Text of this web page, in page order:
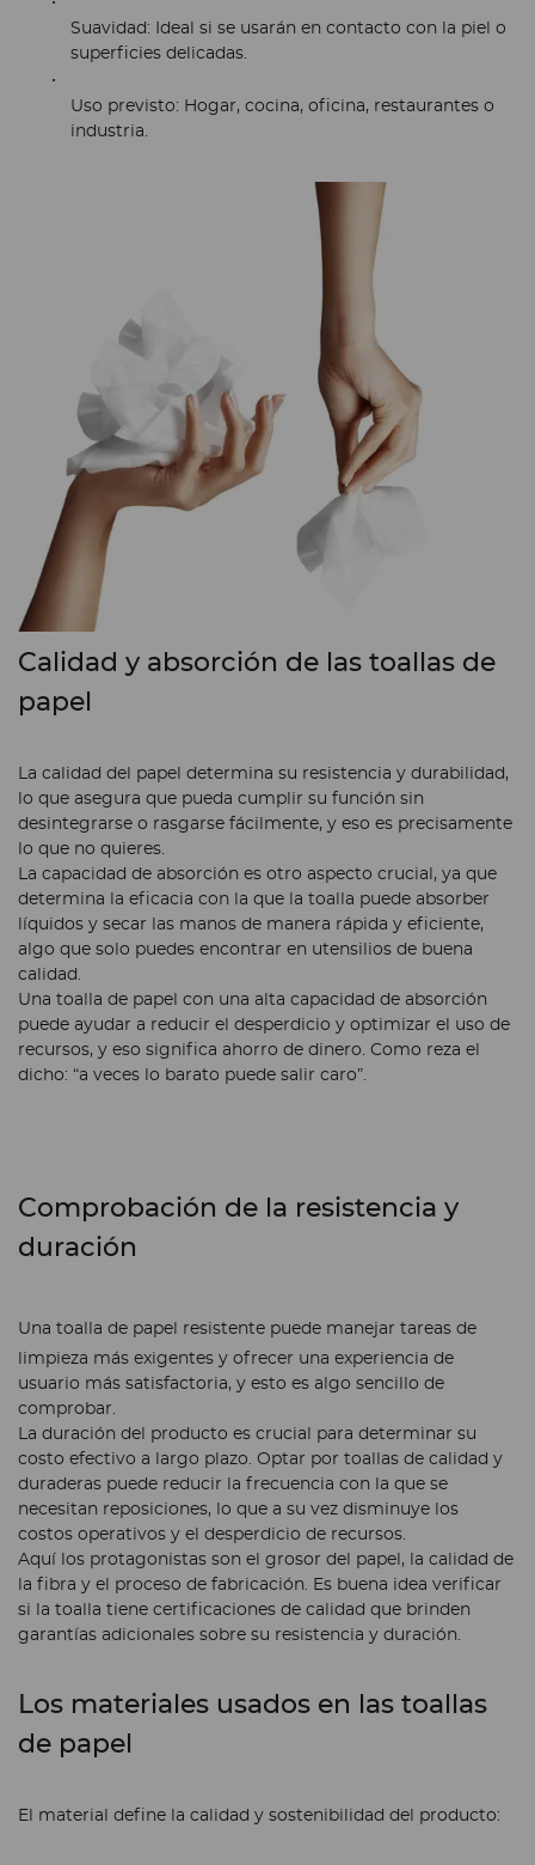
Suavidad: Ideal si se usarán en contacto con la piel o
superficies delicadas.
Uso previsto: Hogar, cocina, oficina, restaurantes o
industria.
Calidad y absorción de las toallas de
papel
La calidad del papel determina su resistencia y durabilidad,
lo que asegura que pueda cumplir su función sin
desintegrarse o rasgarse fácilmente, y eso es precisamente
lo que no quieres.
La capacidad de absorción es otro aspecto crucial, ya que
determina la eficacia con la que la toalla puede absorber
líquidos y secar las manos de manera rápida y eficiente,
algo que solo puedes encontrar en utensilios de buena
calidad.
Una toalla de papel con una alta capacidad de absorción
puede ayudar a reducir el desperdicio y optimizar el uso de
recursos, y eso significa ahorro de dinero. Como reza el
dicho: “a veces lo barato puede salir caro”
Comprobación de la resistencia y
duración
Una toalla de papel resistente puede manejar tareas de
limpieza más exigentes y ofrecer una experiencia de
usuario más satisfactoria, y esto es algo sencillo de
comprobar.
La duración del producto es crucial para determinar su
costo efectivo a largo plazo. Optar por toallas de calidad y
duraderas puede reducir la frecuencia con la que se
necesitan reposiciones, lo que a su vez disminuye los
costos operativos y el desperdicio de recursos.
Aquí los protagonistas son el grosor del papel, la calidad de
la fibra y el proceso de fabricación. Es buena idea verificar
si la toalla tiene certificaciones de calidad que brinden
garantías adicionales sobre su resistencia y duración.
Los materiales usados en las toallas
de papel
El material define la calidad y sostenibilidad del producto: